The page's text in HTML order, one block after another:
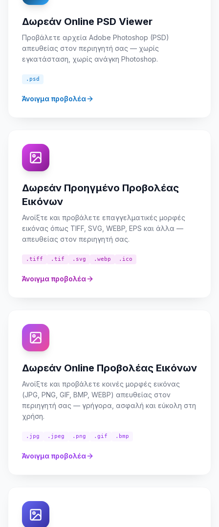
Δωρεάν Online PSD Viewer
Προβάλετε αρχεία Adobe Photoshop (PSD)
απευθείας στον περιηγητή σας — χωρίς
εγκατάσταση, χωρίς ανάγκη Photoshop.
.psd
Άνοιγμα προβολέα
Δωρεάν Προηγμένο Προβολέας
Εικόνων
Ανοίξτε και προβάλετε επαγγελματικές μορφές
εικόνας όπως TIFF, SVG, WEBP, EPS και άλλα —
απευθείας στον περιηγητή σας.
.tiff .tif .svg .webp .ico
Άνοιγμα προβολέα
Δωρεάν Online Προβολέας Εικόνων
Ανοίξτε και προβάλετε κοινές μορφές εικόνας
(JPG, PNG, GIF, BMP, WEBP) απευθείας στον
περιηγητή σας — γρήγορα, ασφαλή και εύκολη στη
χρήση.
.jpg .jpeg .png .gif .bmp
Άνοιγμα προβολέα